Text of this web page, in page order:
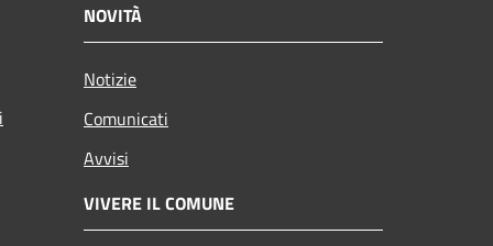
NOVITÀ
Notizie
Comunicati
Avvisi
VIVERE IL COMUNE